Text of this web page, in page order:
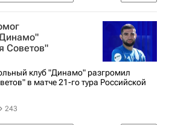
России по футболу)
Советов"
клуб "Динамо" разгромил
в матче 21-го тура Российской
243